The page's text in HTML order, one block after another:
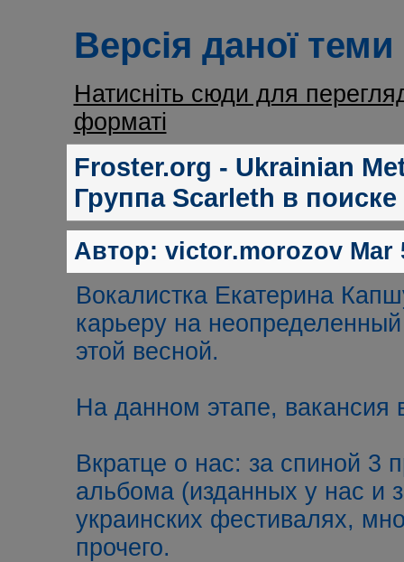
Версія даної
Натисніть сюди для
форматі
Froster.org - Ukrainian
Группа Scarleth в поиске
Автор: victor.morozovMar
Вокалистка Екатерина
карьеру на
этой весной.
На данном этапе, вакансия
Вкратце о нас: зa спинoй 3
альбoма (изданных у нас и
украинских фестивалях,
прочего.